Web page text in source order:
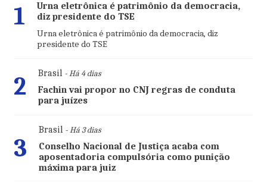
1
Urna eletrônica é patrimônio da democracia,
diz presidente do TSE
Urna eletrônica é patrimônio da democracia, diz
presidente do TSE
2 Brasil- Há 4 dias
Fachin vai propor no CNJ regras de conduta
para juízes
3
Brasil- Há 3 dias
Conselho Nacional de Justiça acaba com
aposentadoria compulsória como punição
máxima para juiz